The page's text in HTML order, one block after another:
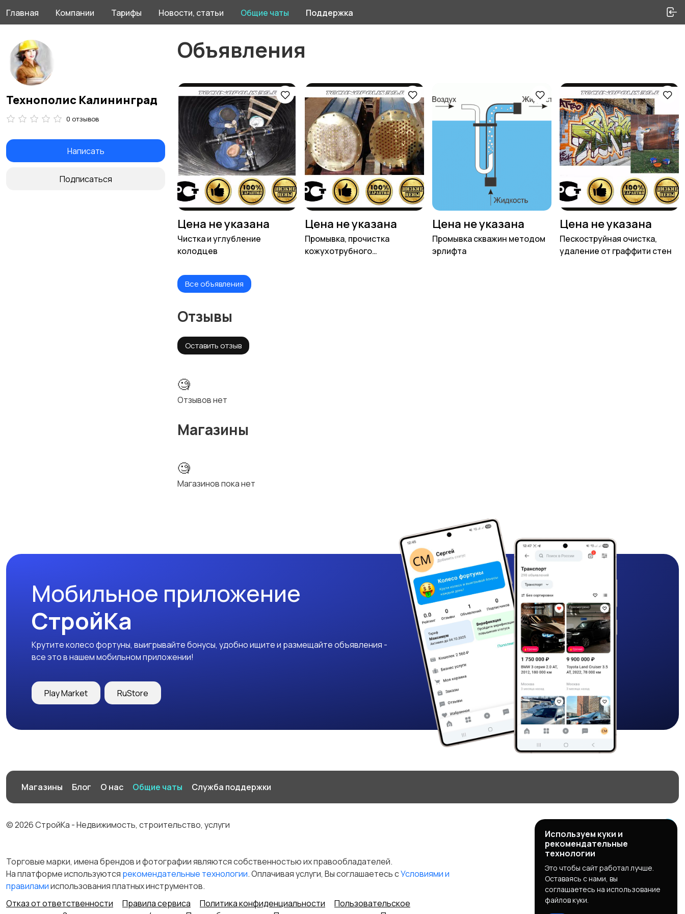
Главная Компании Тарифы Новости, статьи Общие чаты Поддержка
Технополис Калининград
0 отзывов
Написать
Подписаться
Объявления
Цена не указана
Чистка и углубление
колодцев
Цена не указана
Промывка, прочистка
кожухотрубного
Цена не указана
Промывка скважин методом
эрлифта
Цена не указана
Пескоструйная очистка,
удаление от граффити стен
Все объявления
Отзывы
Оставить отзыв
🧐
Отзывов нет
Магазины
🧐
Магазинов пока нет
Мобильное приложение
СтройКа
Крутите колесо фортуны, выигрывайте бонусы, удобно ищите и размещайте объявления -
все это в нашем мобильном приложении!
Play Market RuStore
Магазины Блог О нас Общие чаты Служба поддержки
© 2026 СтройКа - Недвижимость, строительство, услуги
Торговые марки, имена брендов и фотографии являются собственностью их правообладателей.
На платформе используются рекомендательные технологии. Оплачивая услуги, Вы соглашаетесь cУсловиями и
правиламииспользования платных инструментов.
Отказ от ответственности
Правила сервиса Политика конфиденциальности
Пользовательское
Используем куки и
рекомендательные
технологии
Это чтобы сайт работал лучше.
Оставаясь с нами, вы
соглашаетесь на использование
файлов куки.